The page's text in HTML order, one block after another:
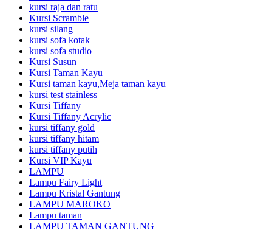
kursi raja dan ratu
Kursi Scramble
kursi silang
kursi sofa kotak
kursi sofa studio
Kursi Susun
Kursi Taman Kayu
Kursi taman kayu,Meja taman kayu
kursi test stainless
Kursi Tiffany
Kursi Tiffany Acrylic
kursi tiffany gold
kursi tiffany hitam
kursi tiffany putih
Kursi VIP Kayu
LAMPU
Lampu Fairy Light
Lampu Kristal Gantung
LAMPU MAROKO
Lampu taman
LAMPU TAMAN GANTUNG